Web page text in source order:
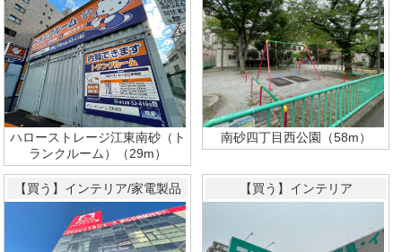
ハローストレージ江東南砂（ト
ランクルーム）（29m）
南砂四丁目西公園（58m）
【買う】インテリア/家電製品 【買う】インテリア